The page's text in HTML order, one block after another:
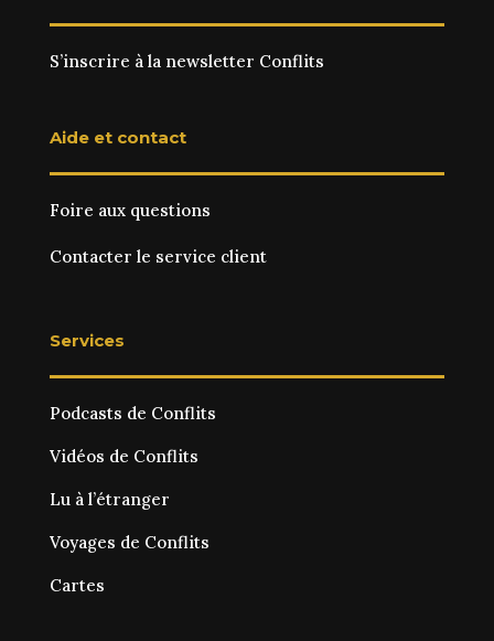
S’inscrire à la newsletter Conflits
Aide et contact
Foire aux questions
Contacter le service client
Services
Podcasts de Conflits
Vidéos de Conflits
Lu à l’étranger
Voyages de Conflits
Cartes